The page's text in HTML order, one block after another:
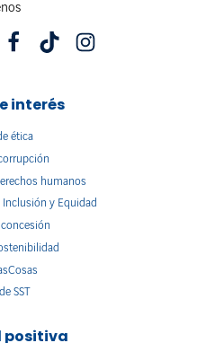
interés
ética
humanos
Inclusión y Equidad
SST
positiva